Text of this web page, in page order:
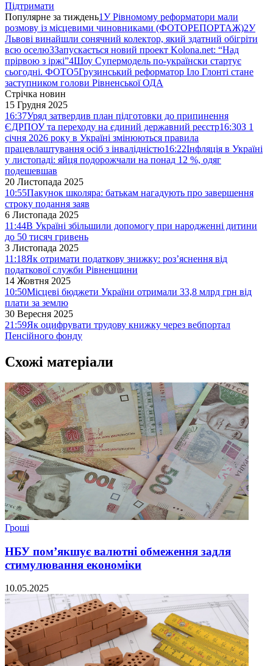
Підтримати
Популярне за тиждень1У Рівномому реформатори мали
розмову із місцевими чиновниками (ФОТОРЕПОРТАЖ)2У
Львові винайшли сонячний колектор, який здатний обігріти
всю оселю3Запускається новий проект Kolona.net: “Над
прірвою з іржі”4Шоу Супермодель по-українски стартує
сьогодні. ФОТО5Грузинський реформатор Іло Глонті стане
заступником голови Рівненської ОДА
Стрічка новин
15 Грудня 2025
16:37Уряд затвердив план підготовки до припинення
ЄДРПОУ та переходу на єдиний державний реєстр16:30З 1
січня 2026 року в Україні змінюються правила
працевлаштування осіб з інвалідністю16:22Інфляція в Україні
у листопаді: яйця подорожчали на понад 12 %, одяг
подешевшав
20 Листопада 2025
10:55Пакунок школяра: батькам нагадують про завершення
строку подання заяв
6 Листопада 2025
11:44В Україні збільшили допомогу при народженні дитини
до 50 тисяч гривень
3 Листопада 2025
11:18Як отримати податкову знижку: роз’яснення від
податкової служби Рівненщини
14 Жовтня 2025
10:50Місцеві бюджети України отримали 33,8 млрд грн від
плати за землю
30 Вересня 2025
21:59Як оцифрувати трудову книжку через вебпортал
Пенсійного фонду
Схожі матеріали
Гроші
НБУ пом’якшує валютні обмеження задля
стимулювання економіки
10.05.2025